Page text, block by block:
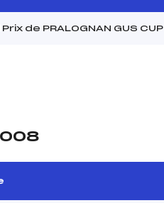
de PRALOGNAN GUS CUP